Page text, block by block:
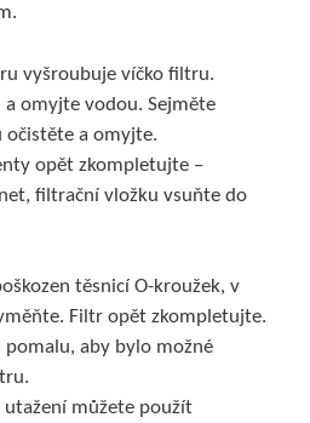
vyšroubuje víčko filtru.
omyjte vodou. Sejměte
a omyjte.
opět zkompletujte –
filtrační vložku vsuňte do
těsnicí O-kroužek, v
Filtr opět zkompletujte.
aby bylo možné
utažení můžete použít